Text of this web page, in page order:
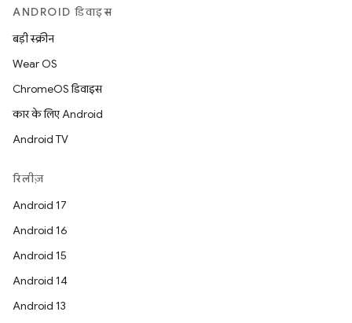
ANDROID डिवाइस
बड़ी स्क्रीन
Wear OS
ChromeOS डिवाइस
कार के लिए Android
Android TV
रिलीज़
Android 17
Android 16
Android 15
Android 14
Android 13